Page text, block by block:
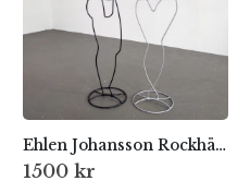
Ehlen Johansson Rockhängare
1500 kr